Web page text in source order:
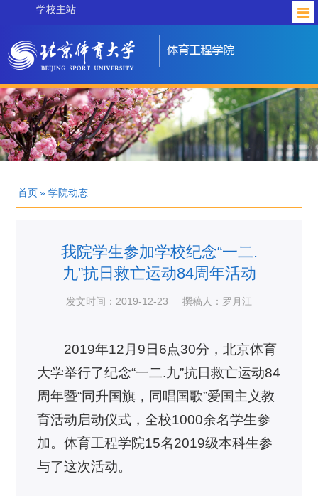
学校主站
首页 » 学院动态
我院学生参加学校纪念“一二.
九”抗日救亡运动84周年活动
发文时间：2019-12-23 撰稿人：罗月江
2019年12月9日6点30分，北京体育
大学举行了纪念“一二.九”抗日救亡运动84
周年暨“同升国旗，同唱国歌”爱国主义教
育活动启动仪式，全校1000余名学生参
加。体育工程学院15名2019级本科生参
与了这次活动。